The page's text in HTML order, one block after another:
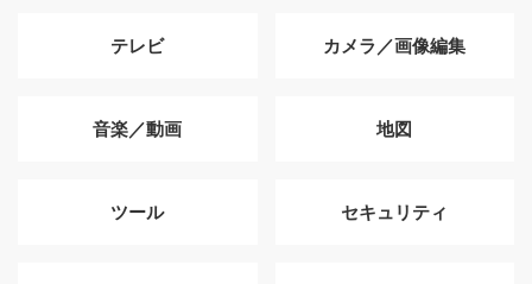
テレビ カメラ／画像編集
音楽／動画 地図
ツール セキュリティ